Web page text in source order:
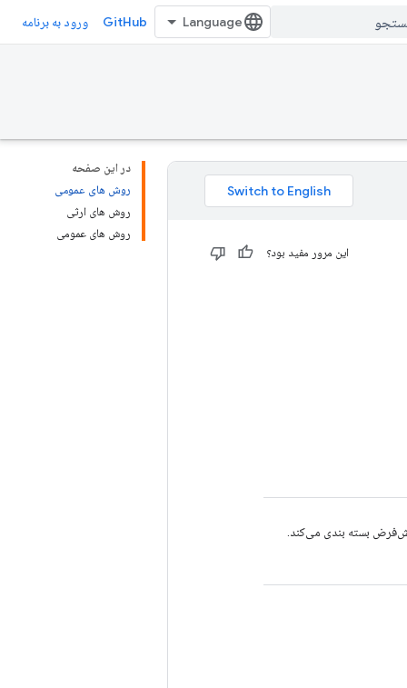
GitHub ورود به برنامه
در این صفحه
روش های عمومی
روش های ارثی
روش های عمومی
این مرور مفید بود؟